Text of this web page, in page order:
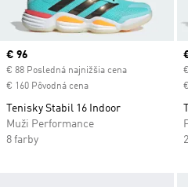
Current price
€ 96
€ 88 Posledná najnižšia cena
€ 160 Pôvodná cena
Tenisky Stabil 16 Indoor
Muži Performance
8 farby